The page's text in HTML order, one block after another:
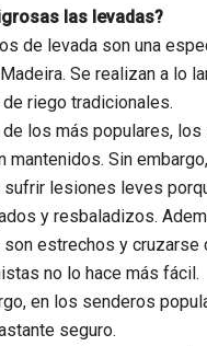
las levadas?
de levada son una
Se realizan a lo
riego tradicionales.
de los más populares, los
mantenidos. Sin
lesiones leves
y resbaladizos.
estrechos y cruzarse
no lo hace más fácil.
en los senderos
seguro.